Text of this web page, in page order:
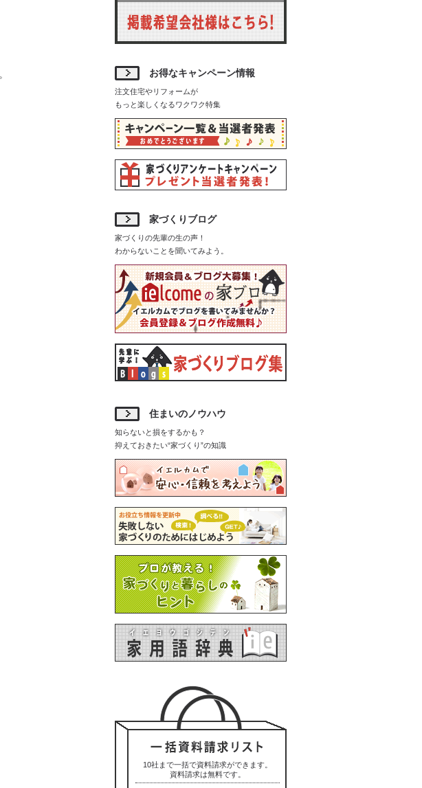
お得なキャンペーン情報
注文住宅やリフォームが
もっと楽しくなるワクワク特集
家づくりブログ
家づくりの先輩の生の声！
わからないことを聞いてみよう。
住まいのノウハウ
知らないと損をするかも？
抑えておきたい“家づくり”の知識
10社まで一括で資料請求ができます。
資料請求は無料です。